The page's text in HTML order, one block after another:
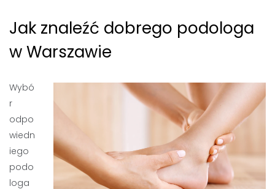
Jak znaleźć dobrego podologa
w Warszawie
Wybó
r
odpo
wiedn
iego
podo
loga